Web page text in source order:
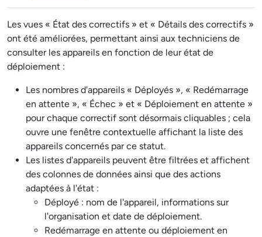
Les vues « État des correctifs » et « Détails des correctifs »
ont été améliorées, permettant ainsi aux techniciens de
consulter les appareils en fonction de leur état de
déploiement :
Les nombres d'appareils « Déployés », « Redémarrage
en attente », « Échec » et « Déploiement en attente »
pour chaque correctif sont désormais cliquables ; cela
ouvre une fenêtre contextuelle affichant la liste des
appareils concernés par ce statut.
Les listes d'appareils peuvent être filtrées et affichent
des colonnes de données ainsi que des actions
adaptées à l'état :
Déployé : nom de l'appareil, informations sur
l'organisation et date de déploiement.
Redémarrage en attente ou déploiement en